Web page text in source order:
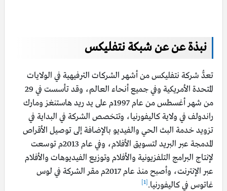
نبذة عن عن شبكة نتفليكس
تعدُّ شركة نتفليكس من أشهر الشركات الترفيهية في الولايات
المتحدة الأمريكية وفي جميع أنحاء العالم، وقد تأسست في 29
من شهر أغسطس من عام 1997م على يد ريد هاستنغز ومارك
راندولف في ولاية كاليفورنيا، وتتخصص الشركة في البداية في
تزويد خدمة البث الحي والفيديو بالإضافة إلى توصيل الأقراص
المدمجة عبر البريد لتسويق الأفلام، وفي عام 2013م توسعت
لإنتاج البرامج التلفزيونية والأفلام وتوزيع الفيديوهات والأفلام
عبر الإنترنت، وأصبح منذ عام 2017م مقر الشركة في لوس
غاتوس في كاليفورنيا.[1]